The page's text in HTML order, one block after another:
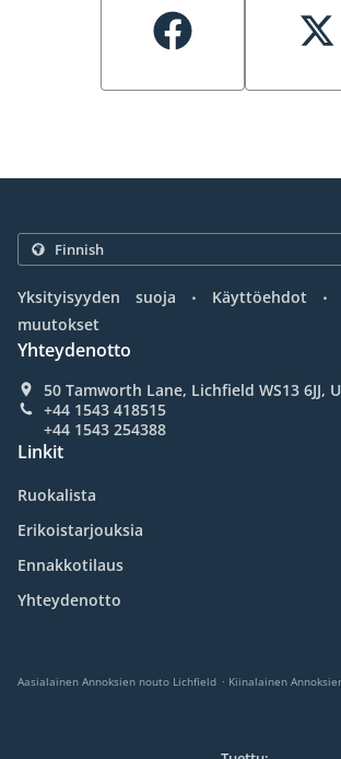
Yksityisyyden suoja . Käyttöehdot .
muutokset
Yhteydenotto
50 Tamworth Lane, Lichfield WS13 6JJ,
+44 1543 418515
+44 1543 254388
Linkit
Ruokalista
Erikoistarjouksia
Ennakkotilaus
Yhteydenotto
Aasialainen Annoksien nouto Lichfield . Kiinalainen